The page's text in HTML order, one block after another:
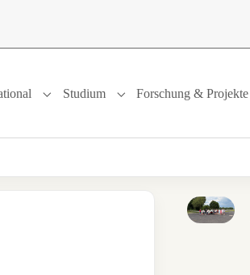
for "Studiengänge"
Submenu for "International"
Studium
Submenu for "Studium"
Forschung & Projekte